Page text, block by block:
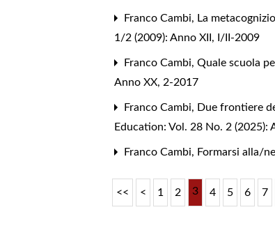
Franco Cambi, La
1/2 (2009): Anno XII, I/II-2009
Franco Cambi,Quale scuola
Anno XX, 2-2017
Franco Cambi, Due frontiere
Education: Vol. 28 No. 2 (2025):
Franco Cambi, Formarsi alla/
<< < 1 2 3 4 5 6 7